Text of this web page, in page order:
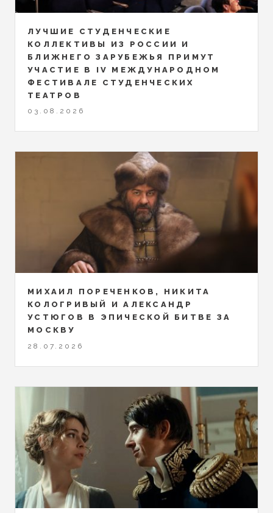
ЛУЧШИЕ СТУДЕНЧЕСКИЕ
КОЛЛЕКТИВЫ ИЗ РОССИИ И
БЛИЖНЕГО ЗАРУБЕЖЬЯ ПРИМУТ
УЧАСТИЕ В IV МЕЖДУНАРОДНОМ
ФЕСТИВАЛЕ СТУДЕНЧЕСКИХ
ТЕАТРОВ
03.08.2026
МИХАИЛ ПОРЕЧЕНКОВ, НИКИТА
КОЛОГРИВЫЙ И АЛЕКСАНДР
УСТЮГОВ В ЭПИЧЕСКОЙ БИТВЕ ЗА
МОСКВУ
28.07.2026